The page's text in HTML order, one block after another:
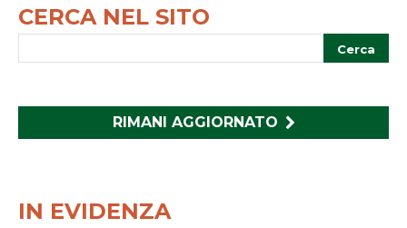
CERCA NEL SITO
RIMANI AGGIORNATO
IN EVIDENZA